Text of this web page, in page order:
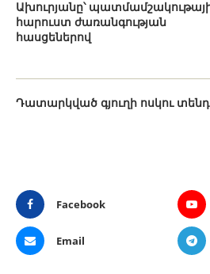
Ախուրյանը՝
հարուստ ժառանգության
հասցեներով
Դատարկված գյուղի ոսկու
Facebook
Email